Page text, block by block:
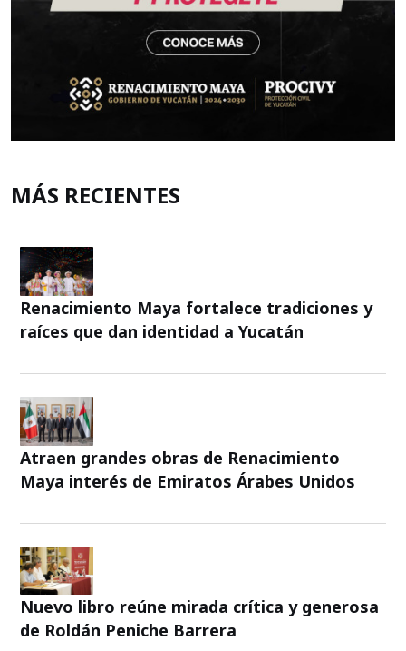
MÁS RECIENTES
Renacimiento Maya fortalece tradiciones y
raíces que dan identidad a Yucatán
Atraen grandes obras de Renacimiento
Maya interés de Emiratos Árabes Unidos
Nuevo libro reúne mirada crítica y generosa
de Roldán Peniche Barrera